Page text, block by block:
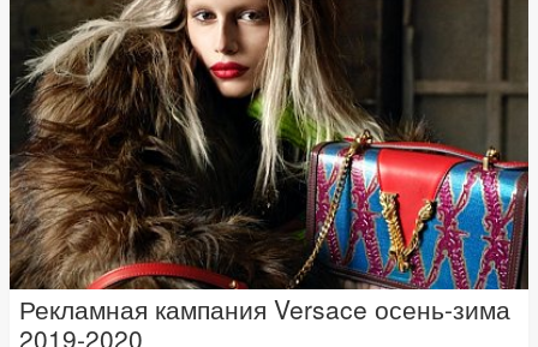
Рекламная кампания Versace осень-зима
2019-2020